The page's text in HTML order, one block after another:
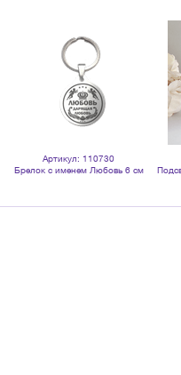
Артикул: 110730
Брелок с именем Любовь 6 см